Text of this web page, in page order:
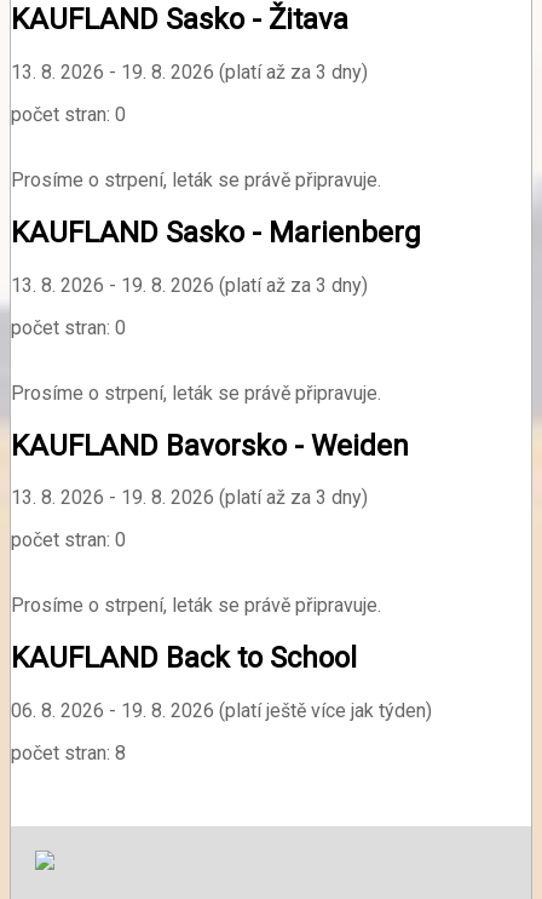
KAUFLAND Sasko - Žitava
13. 8. 2026 - 19. 8. 2026 (platí až za 3 dny)
počet stran: 0
Prosíme o strpení, leták se právě připravuje.
KAUFLAND Sasko - Marienberg
13. 8. 2026 - 19. 8. 2026 (platí až za 3 dny)
počet stran: 0
Prosíme o strpení, leták se právě připravuje.
KAUFLAND Bavorsko - Weiden
13. 8. 2026 - 19. 8. 2026 (platí až za 3 dny)
počet stran: 0
Prosíme o strpení, leták se právě připravuje.
KAUFLAND Back to School
06. 8. 2026 - 19. 8. 2026 (platí ještě více jak týden)
počet stran: 8